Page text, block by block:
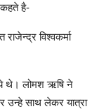
है-
विश्वकर्मा
थे। लोमश ऋषि ने
उन्हे साथ लेकर यात्रा